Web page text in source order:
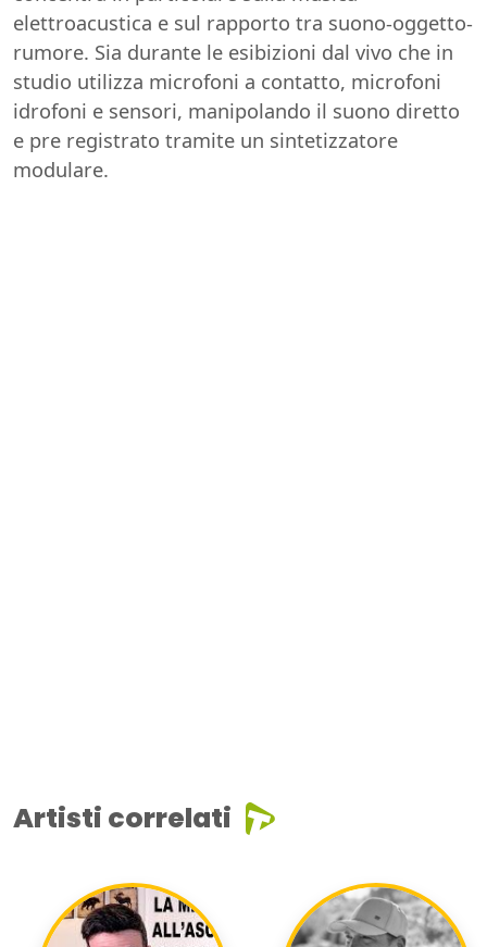
elettroacustica e sul rapporto tra suono-oggetto-
rumore. Sia durante le esibizioni dal vivo che in
studio utilizza microfoni a contatto, microfoni
idrofoni e sensori, manipolando il suono diretto
e pre registrato tramite un sintetizzatore
modulare.
Artisti correlati